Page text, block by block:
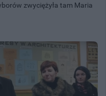
zwyciężyła tam Maria